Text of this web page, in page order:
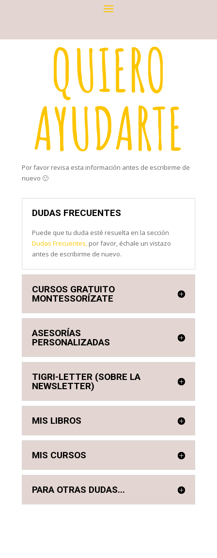
QUIERO
AYUDARTE
Por favor revisa esta información antes de escribirme de
nuevo 🙂
DUDAS FRECUENTES
Puede que tu duda esté resuelta en la sección
Dudas Frecuentes,por favor, échale un vistazo
antes de escribirme de nuevo.
CURSOS GRATUITO
MONTESSORÍZATE
ASESORÍAS
PERSONALIZADAS
TIGRI-LETTER (SOBRE LA
NEWSLETTER)
MIS LIBROS
MIS CURSOS
PARA OTRAS DUDAS...